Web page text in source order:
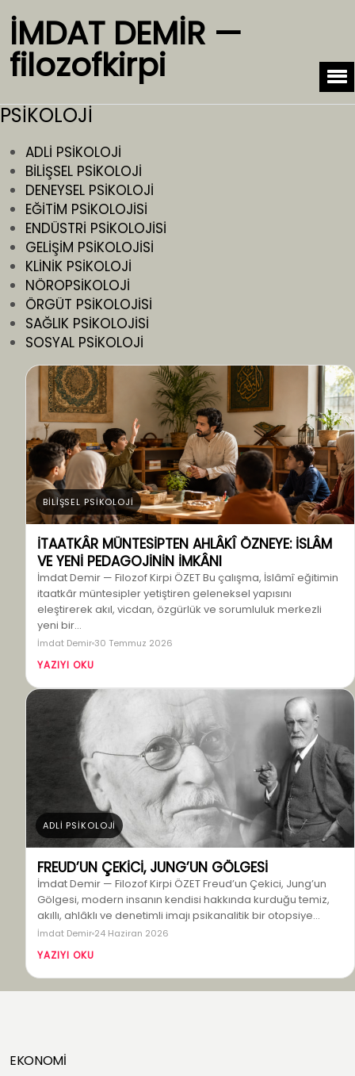
İMDAT DEMİR —
filozofkirpi
PSİKOLOJİ
ADLİ PSİKOLOJİ
BİLİŞSEL PSİKOLOJİ
DENEYSEL PSİKOLOJİ
EĞİTİM PSİKOLOJİSİ
ENDÜSTRİ PSİKOLOJİSİ
GELİŞİM PSİKOLOJİSİ
KLİNİK PSİKOLOJİ
NÖROPSİKOLOJİ
ÖRGÜT PSİKOLOJİSİ
SAĞLIK PSİKOLOJİSİ
SOSYAL PSİKOLOJİ
BİLİŞSEL PSİKOLOJİ
İTAATKÂR MÜNTESİPTEN AHLÂKÎ ÖZNEYE: İSLÂM
VE YENİ PEDAGOJİNİN İMKÂNI
İmdat Demir — Filozof Kirpi ÖZET Bu çalışma, İslâmî eğitimin
itaatkâr müntesipler yetiştiren geleneksel yapısını
eleştirerek akıl, vicdan, özgürlük ve sorumluluk merkezli
yeni bir…
İmdat Demir 30 Temmuz 2026
YAZIYI OKU
ADLİ PSİKOLOJİ
FREUD’UN ÇEKİCİ, JUNG’UN GÖLGESİ
İmdat Demir — Filozof Kirpi ÖZET Freud’un Çekici, Jung’un
Gölgesi, modern insanın kendisi hakkında kurduğu temiz,
akıllı, ahlâklı ve denetimli imajı psikanalitik bir otopsiye…
İmdat Demir 24 Haziran 2026
YAZIYI OKU
EKONOMİ